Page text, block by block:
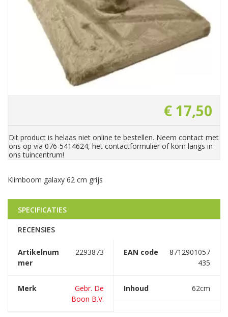
€ 17,50
Dit product is helaas niet online te bestellen. Neem contact met
ons op via 076-5414624, het contactformulier of kom langs in
ons tuincentrum!
Klimboom galaxy 62 cm grijs
SPECIFICATIES
RECENSIES
Artikelnum
mer
2293873 EAN code
8712901057
435
Merk
Gebr. De
Boon B.V.
Inhoud 62cm